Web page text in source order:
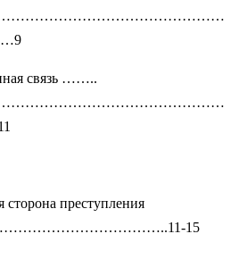
связь ……..
сторона преступления
15